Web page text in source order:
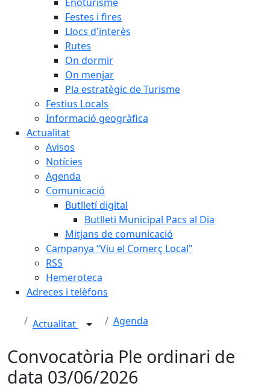
Festes i fires
Llocs d'interès
Rutes
On dormir
On menjar
Pla estratègic de Turisme
Festius Locals
Informació geogràfica
Actualitat
Avisos
Notícies
Agenda
Comunicació
Butlletí digital
Butlleti Municipal Pacs al Dia
Mitjans de comunicació
Campanya “Viu el Comerç Local"
RSS
Hemeroteca
Adreces i telèfons
Actualitat Agenda
Convocatòria Ple ordinari de
data 03/06/2026